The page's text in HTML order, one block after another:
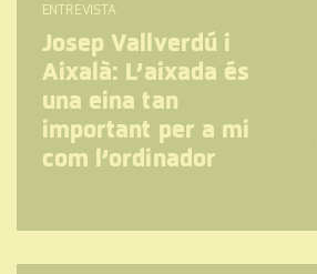
ENTREVISTA
Josep Vallverdú i
Aixalà: L’aixada és
una eina tan
important per a mi
com l’ordinador